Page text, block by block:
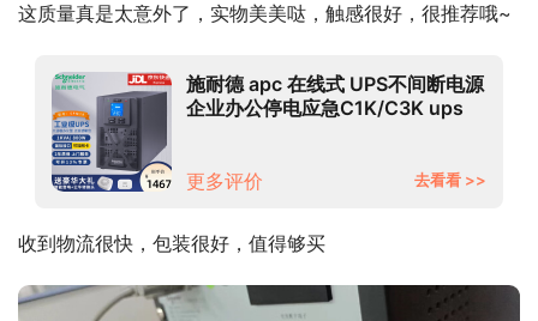
这质量真是太意外了，实物美美哒，触感很好，很推荐哦~
施耐德 apc 在线式 UPS不间断电源
企业办公停电应急C1K/C3K ups
更多评价
去看看 >>
收到物流很快，包装很好，值得够买